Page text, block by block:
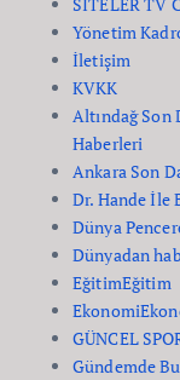
Yönetim
İletişim
KVKK
Altındağ Son
Haberleri
Ankara Son
Dr. Hande İle
Dünya
Dünyadan
EğitimEğitim
Ekonomi
GÜNCEL
Gündemde